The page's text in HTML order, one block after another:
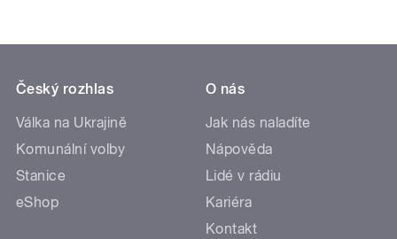
Český rozhlas
Válka na Ukrajině
Komunální volby
Stanice
eShop
O nás
Jak nás naladíte
Nápověda
Lidé v rádiu
Kariéra
Kontakt